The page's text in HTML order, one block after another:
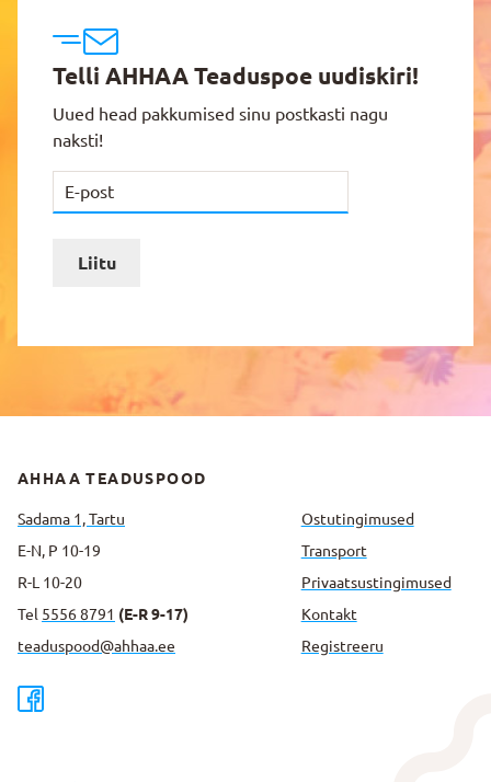
Telli AHHAA Teaduspoe uudiskiri!
Uued head pakkumised sinu postkasti nagu
naksti!
Liitu
AHHAA TEADUSPOOD
Sadama 1, Tartu
E-N, P 10-19
R-L 10-20
Tel 5556 8791 (E-R 9-17)
teaduspood@ahhaa.ee
Ostutingimused
Transport
Privaatsus­tingimused
Kontakt
Registreeru